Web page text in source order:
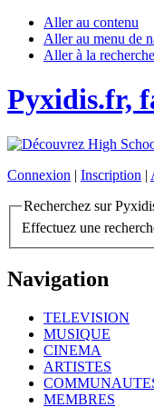
Aller au contenu
Aller au menu de
Aller à la recherche
Pyxidis.fr,
Connexion | Inscription |
Recherchez sur
Effectuez une
Navigation
TELEVISION
MUSIQUE
CINEMA
ARTISTES
MEMBRES